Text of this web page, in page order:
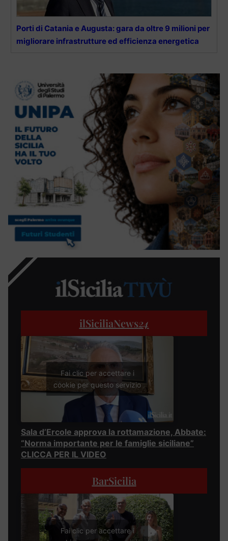
Porti di Catania e Augusta: gara da oltre 9 milioni per
migliorare infrastrutture ed efficienza energetica
ilSiciliaNews24
Fai clic per accettare i
cookie per questo servizio
Sala d’Ercole approva la rottamazione, Abbate:
“Norma importante per le famiglie siciliane”
CLICCA PER IL VIDEO
BarSicilia
Fai clic per accettare i